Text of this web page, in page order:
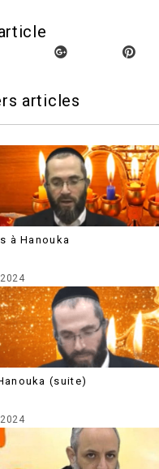
articles
à Hanouka
(suite)